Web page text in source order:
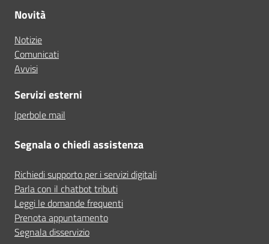
Novità
Notizie
Comunicati
Avvisi
Servizi esterni
Iperbole mail
Segnala o chiedi assistenza
Richiedi supporto per i servizi digitali
Parla con il chatbot tributi
Leggi le domande frequenti
Prenota appuntamento
Segnala disservizio